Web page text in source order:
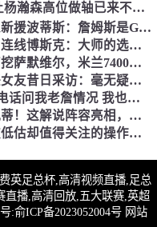
【杨瀚森】解说：国家队现在让杨瀚森高位做轴已来不及了 多打打
【精彩剪辑】有望当队友！热火新援波蒂斯：詹姆斯是GOAT！我
【推荐】布斯克茨还是罗德里？连线博斯克：大师的选择会是谁？
【体育资讯】记者：新月8000万挖萨默维尔，米兰7400万买
【推荐】太扎心了！亚马尔现任女友昔日采访：毫无疑问更喜欢贝林
[热火]富保罗：莱利没有每天打电话问我老詹情况 我也告知其他
【足球】当卡里乌斯老婆遇上孔蒂！这解说阵容亮相，排场直接拉满
【值得一看】盘点休赛期那些被低估却值得关注的操作：尚帕尼低价
英足总杯,高清视频直播,足总
直播,高清回放,五大联赛,英超
:俞ICP备2023052004号 网站